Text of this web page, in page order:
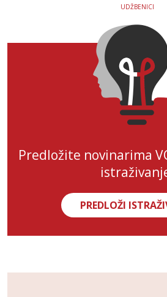
UDŽBENICI
Predložite novinarima
PREDLOŽI